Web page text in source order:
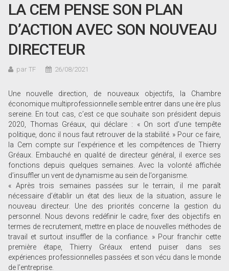
LA CEM PENSE SON PLAN
D’ACTION AVEC SON NOUVEAU
DIRECTEUR
par TF 26/08/2021
Une nouvelle direction, de nouveaux objectifs, la Chambre
économique multiprofessionnelle semble entrer dans une ère plus
sereine. En tout cas, c’est ce que souhaite son président depuis
2020, Thomas Gréaux, qui déclare : « On sort d’une tempête
politique, donc il nous faut retrouver de la stabilité. » Pour ce faire,
la Cem compte sur l’expérience et les compétences de Thierry
Gréaux. Embauché en qualité de directeur général, il exerce ses
fonctions depuis quelques semaines. Avec la volonté affichée
d’insuffler un vent de dynamisme au sein de l’organisme.
« Après trois semaines passées sur le terrain, il me paraît
nécessaire d’établir un état des lieux de la situation, assure le
nouveau directeur. Une des priorités concerne la gestion du
personnel. Nous devons redéfinir le cadre, fixer des objectifs en
termes de recrutement, mettre en place de nouvelles méthodes de
travail et surtout insuffler de la confiance. » Pour franchir cette
première étape, Thierry Gréaux entend puiser dans ses
expériences professionnelles passées et son vécu dans le monde
de l’entreprise.